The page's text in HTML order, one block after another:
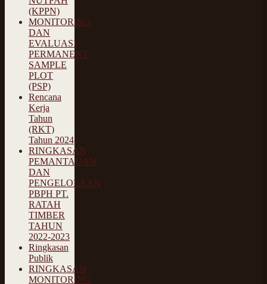
(KPPN)
MONITORING
DAN
EVALUASI
PERMANENT
SAMPLE
PLOT
(PSP)
Rencana
Kerja
Tahun
(RKT)
Tahun 2024
RINGKASAN
PEMANTAUAN
DAN
PENGELOLAAN
PBPH PT.
RATAH
TIMBER
TAHUN
2022-2023
Ringkasan
Publik
RINGKASAN
MONITORING